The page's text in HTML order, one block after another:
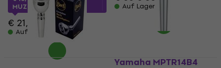
MUZMUZ-20
€ 21,90
Auf Lager
Auf Lager
Yamaha MPTR14B4